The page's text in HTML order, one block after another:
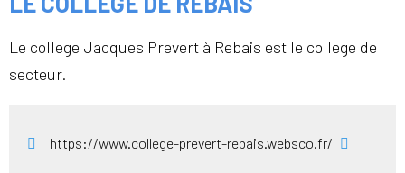
Le college Jacques Prevert à Rebais est le college de
secteur.
https://www.college-prevert-rebais.websco.fr/